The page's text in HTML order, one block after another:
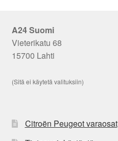
A24 Suomi
Vieterikatu 68
15700 Lahti
(Sitä ei käytetä valituksiin)
Citroën Peugeot varaosat